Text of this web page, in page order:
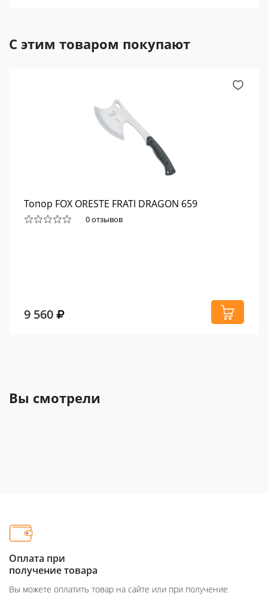
С этим товаром покупают
Топор FOX ORESTE FRATI DRAGON 659
0 отзывов
9 560
Вы смотрели
Оплата при
получение товара
Вы можете оплатить товар на сайте или при получение